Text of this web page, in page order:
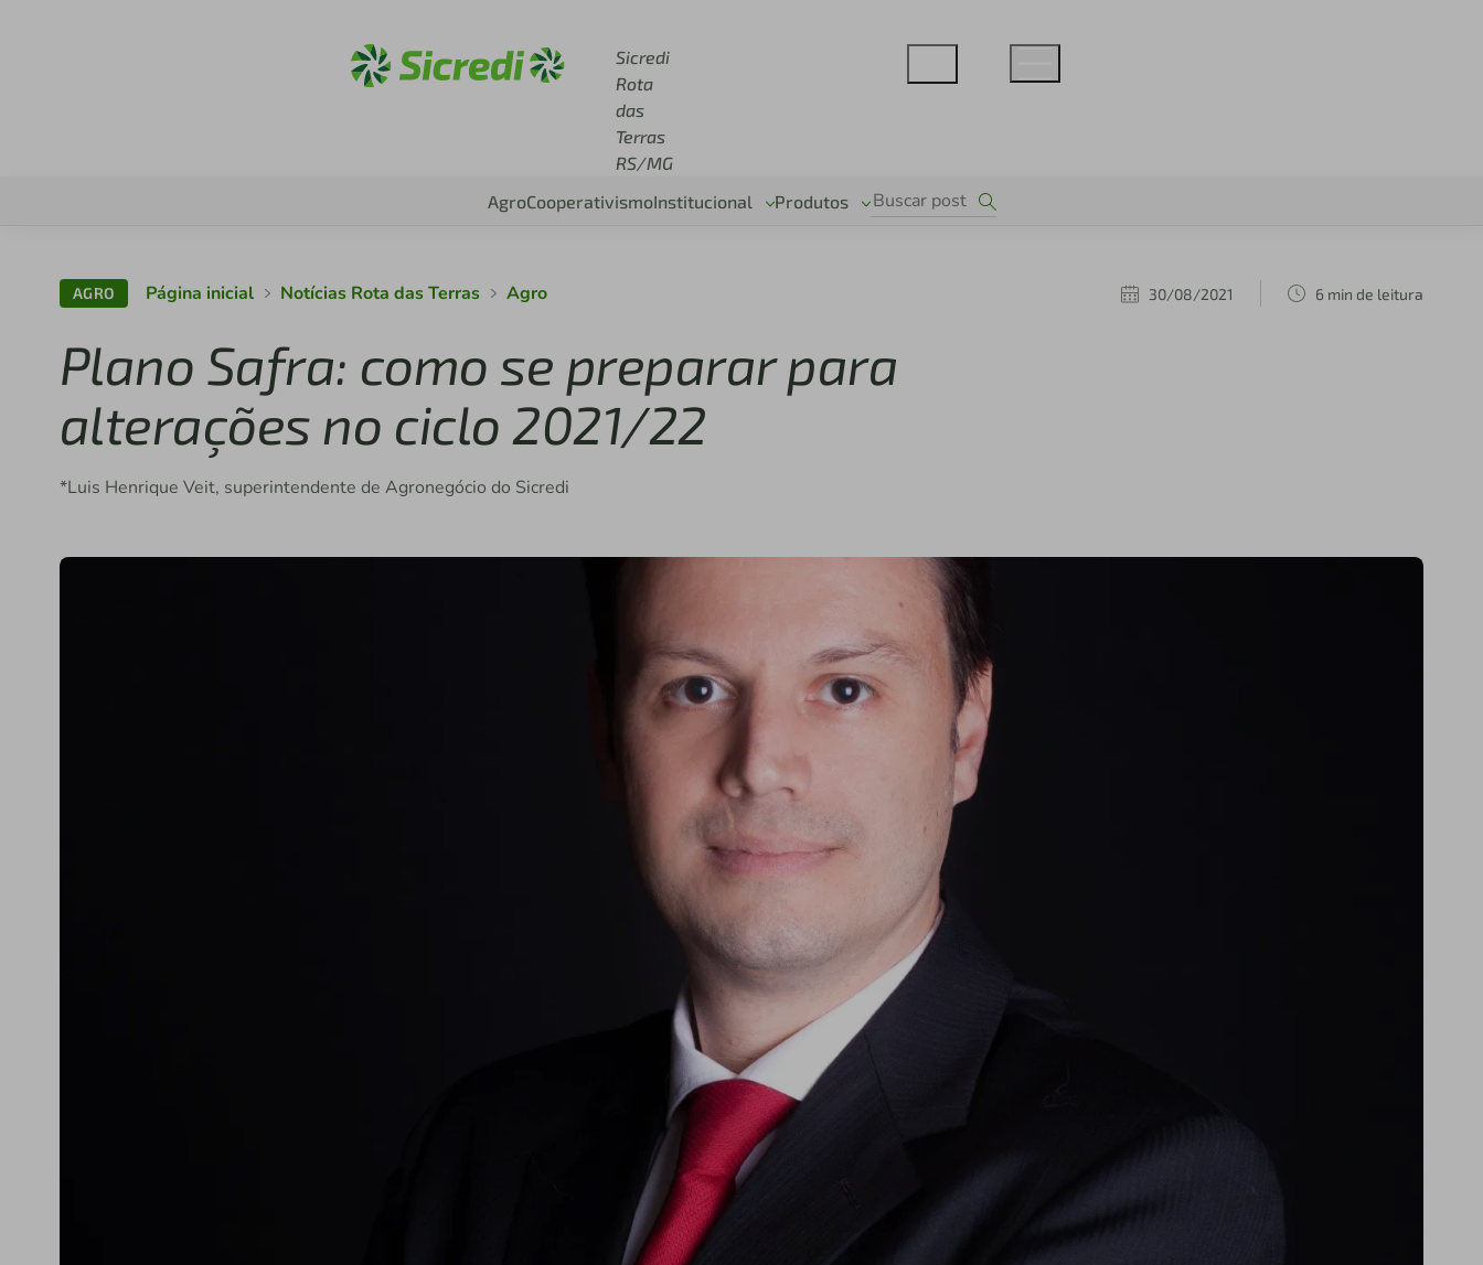
Sicredi
Rota
das
Terras
RS/MG
AgroCooperativismoInstitucional Produtos
AGRO Página inicial Notícias Rota das Terras Agro 30/08/2021 6 min de leitura
Plano Safra: como se preparar para
alterações no ciclo 2021/22
*Luis Henrique Veit, superintendente de Agronegócio do Sicredi